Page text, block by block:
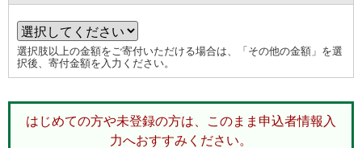
選択肢以上の金額をご寄付いただける場合は、「その他の金額」を選
択後、寄付金額を入力ください。
はじめての方や未登録の方は、このまま申込者情報入
力へおすすみください。